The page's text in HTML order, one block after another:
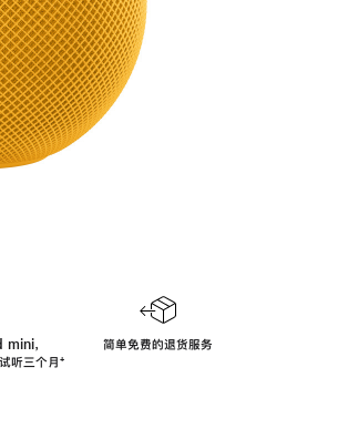
，
听三个月脚
⁺
简单免费的退货服务